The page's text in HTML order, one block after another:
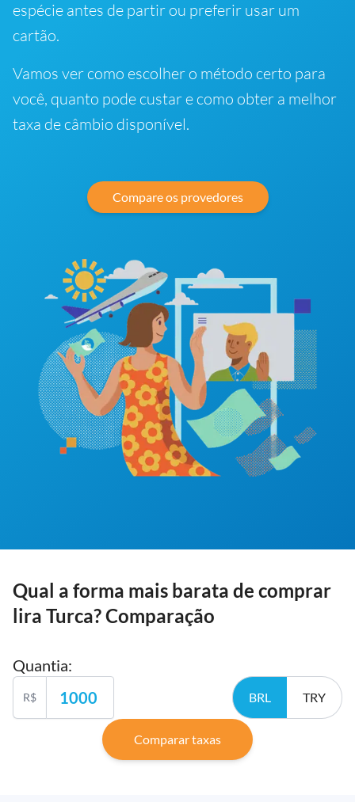
espécie antes de partir ou preferir usar um
cartão.
Vamos ver como escolher o método certo para
você, quanto pode custar e como obter a melhor
taxa de câmbio disponível.
Compare os provedores
Qual a forma mais barata de comprar
lira Turca? Comparação
Quantia:
R$ BRL TRY
Comparar taxas